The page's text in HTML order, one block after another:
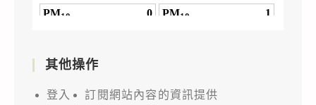
其他操作
登入
訂閱網站內容的資訊提供